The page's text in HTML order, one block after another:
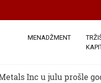
MENADŽMENT
Inc u julu prošle